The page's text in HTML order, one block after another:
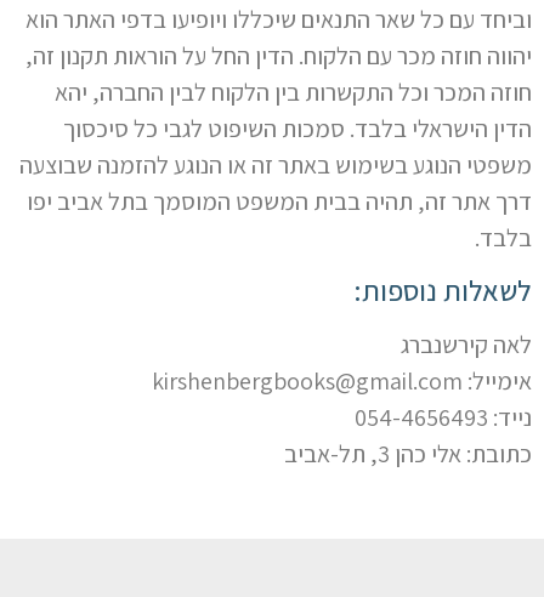
וביחד עם כל שאר התנאים שיכללו ויופיעו בדפי האתר הוא
יהווה חוזה מכר עם הלקוח. הדין החל על הוראות תקנון זה,
חוזה המכר וכל התקשרות בין הלקוח לבין החברה, יהא
הדין הישראלי בלבד. סמכות השיפוט לגבי כל סיכסוך
משפטי הנוגע בשימוש באתר זה או הנוגע להזמנה שבוצעה
דרך אתר זה, תהיה בבית המשפט המוסמך בתל אביב יפו
בלבד.
לשאלות נוספות:
לאה קירשנברג
אימייל: kirshenbergbooks@gmail.com
נייד: 054-4656493
כתובת: אלי כהן 3, תל-אביב